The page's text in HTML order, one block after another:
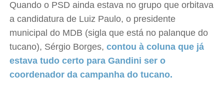
Quando o PSD ainda estava no grupo que orbitava
a candidatura de Luiz Paulo, o presidente
municipal do MDB (sigla que está no palanque do
tucano), Sérgio Borges,contou à coluna que já
estava tudo certo para Gandini ser o
coordenador da campanha do tucano.